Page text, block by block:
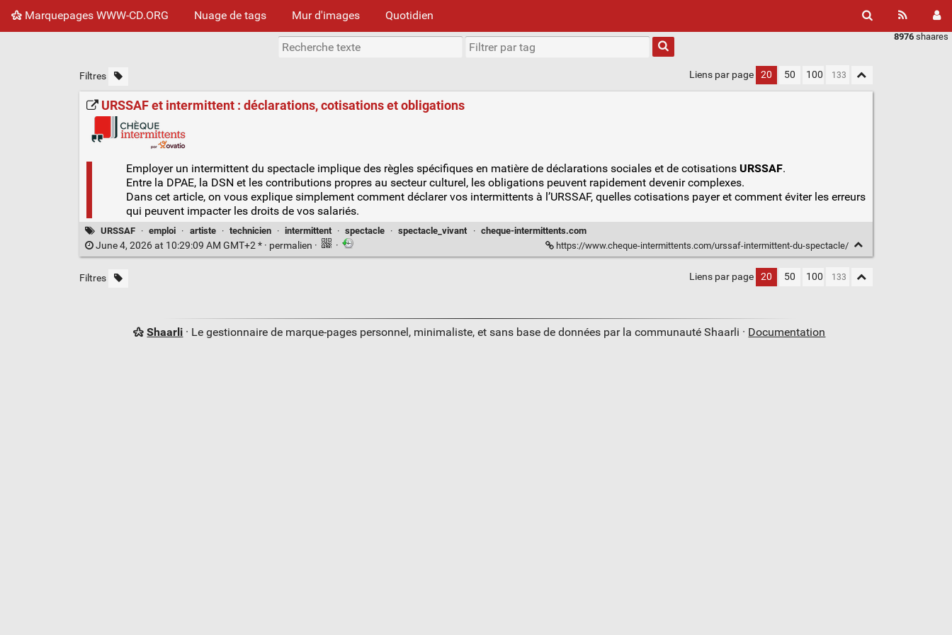
Marquepages WWW-CD.ORG Nuage de tags Mur d'images Quotidien
8976 shaares
Filtres Liens par page 20 50 100
URSSAF et intermittent : déclarations, cotisations et obligations
Employer un intermittent du spectacle implique des règles spécifiques en matière de déclarations sociales et de cotisations URSSAF.
Entre la DPAE, la DSN et les contributions propres au secteur culturel, les obligations peuvent rapidement devenir complexes.
Dans cet article, on vous explique simplement comment déclarer vos intermittents à l’URSSAF, quelles cotisations payer et comment éviter les erreurs
qui peuvent impacter les droits de vos salariés.
URSSAF · emploi · artiste · technicien · intermittent · spectacle · spectacle_vivant · cheque-intermittents.com
June 4, 2026 at 10:29:09 AM GMT+2 * · permalien · · https://www.cheque-intermittents.com/urssaf-intermittent-du-spectacle/
Filtres Liens par page 20 50 100
Shaarli · Le gestionnaire de marque-pages personnel, minimaliste, et sans base de données par la communauté Shaarli · Documentation